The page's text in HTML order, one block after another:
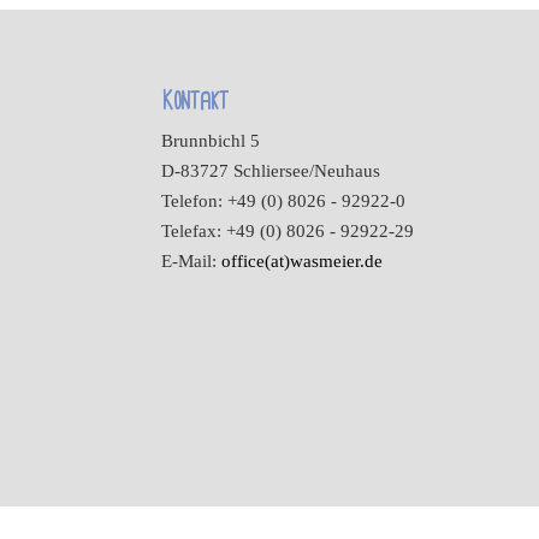
Kontakt
Brunnbichl 5
D-83727 Schliersee/Neuhaus
Telefon: +49 (0) 8026 - 92922-0
Telefax: +49 (0) 8026 - 92922-29
E-Mail:office(at)wasmeier.de